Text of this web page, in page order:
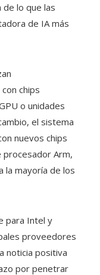
de lo que las
de IA más
chips
o unidades
el sistema
nuevos chips
procesador Arm,
la mayoría de los
para Intel y
proveedores
noticia positiva
por penetrar